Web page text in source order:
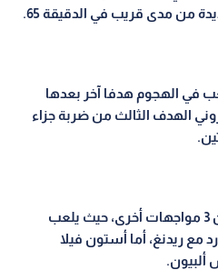
من مدى قريب في الدقيقة 65
.
في الهجوم هدفا آخر بعدها
الهدف الثالث من ضربة جزاء
.
وأسفرت قرعة دور الثمانية عن 3 مواجهات أخرى، حيث يلعب
مع ريدنغ، أما أستون فيلا